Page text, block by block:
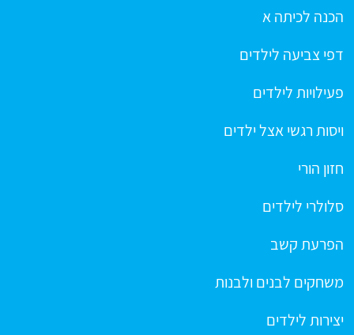
הכנה לכיתה א
דפי צביעה לילדים
פעילויות לילדים
ויסות רגשי אצל ילדים
חזון הורי
סלולרי לילדים
הפרעת קשב
משחקים לבנים ולבנות
יצירות לילדים